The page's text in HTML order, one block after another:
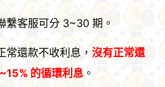
繫客服可分 3~30 期。
常還款不收利息， 沒有正常還
的循環利息 。